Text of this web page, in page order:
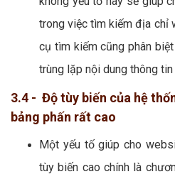
trong việc tìm kiếm địa chỉ
cụ tìm kiếm cũng phân
trùng lặp nội dung thông
3.4 - Độ tùy biến của hệ
bảng phấn rất cao
Một yếu tố giúp cho
tùy biến cao chính là